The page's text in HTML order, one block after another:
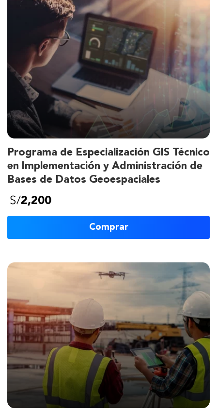
Programa de Especialización GIS Técnico
en Implementación y Administración de
Bases de Datos Geoespaciales
S/2,200
Comprar